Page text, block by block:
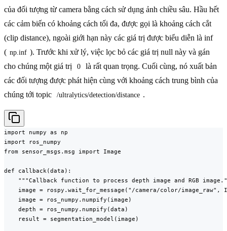
của đối tượng từ camera bằng cách sử dụng ảnh chiều sâu. Hầu hết
các cảm biến có khoảng cách tối đa, được gọi là khoảng cách cắt
(clip distance), ngoài giới hạn này các giá trị được biểu diễn là inf
( np.inf ). Trước khi xử lý, việc lọc bỏ các giá trị null này và gán
cho chúng một giá trị
0
là rất quan trọng. Cuối cùng, nó xuất bản
các đối tượng được phát hiện cùng với khoảng cách trung bình của
chúng tới topic
/ultralytics/detection/distance .
import numpy as np
import ros_numpy
from sensor_msgs.msg import Image
def callback(data):
"""Callback function to process depth image and RGB
image = rospy.wait_for_message("/camera/color/image_raw",
    image = ros_numpy.numpify(image)
    depth = ros_numpy.numpify(data)
    result = segmentation_model(image)